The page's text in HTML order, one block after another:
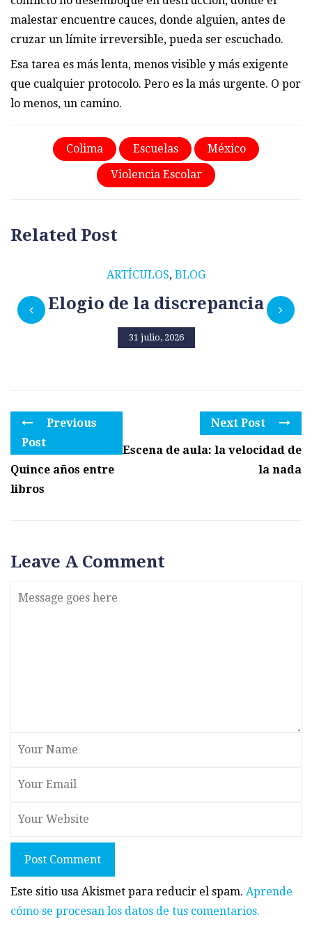
malestar encuentre cauces, donde alguien, antes de
cruzar un límite irreversible, pueda ser escuchado.
Esa tarea es más lenta, menos visible y más exigente
que cualquier protocolo. Pero es la más urgente. O por
lo menos, un camino.
Colima Escuelas
México
Violencia Escolar
Related Post
ARTÍCULOS, BLOG
Elogio de la discrepancia
31 julio, 2026
Previous
Post
Quince años entre
libros
Next Post
Escena de aula: la velocidad de
la nada
Leave A Comment
Post Comment
Este sitio usa Akismet para reducir el spam. Aprende
cómo se procesan los datos de tus comentarios.